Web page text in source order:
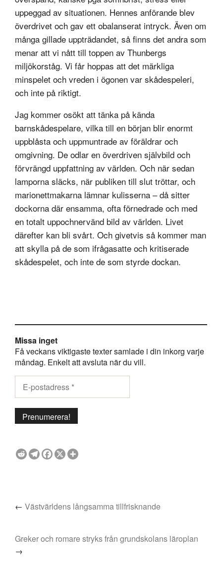
uppeggad av situationen. Hennes anförande blev
överdrivet och gav ett obalanserat intryck. Även om
många gillade uppträdandet, så finns det andra som
menar att vi nått till toppen av Thunbergs
miljökorståg. Vi får hoppas att det märkliga
minspelet och vreden i ögonen var skådespeleri,
och inte på riktigt.
Jag kommer osökt att tänka på kända
barnskådespelare, vilka till en början blir enormt
uppblåsta och uppmuntrade av föräldrar och
omgivning. De odlar en överdriven självbild och
förvrängd uppfattning av världen. Och när sedan
lamporna släcks, när publiken till slut tröttar, och
marionettmakarna lämnar kulisserna – då sitter
dockorna där ensamma, ofta förnedrade och med
en totalt uppochnervänd bild av världen. Livet
därefter kan bli svårt. Och givetvis så kommer man
att skylla på de som ifrågasatte och kritiserade
skådespelet, och inte de som styrde dockan.
Missa inget
Få veckans viktigaste texter samlade i din inkorg varje
måndag. Enkelt att avsluta när du vill.
← Västvärldens långsamma tillfrisknande
Greker och romare stryks från grundskolans läroplan
→